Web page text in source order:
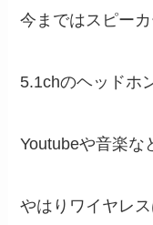
今まではスピー
5.1chのヘッドホ
Youtubeや音楽な
やはりワイヤレス